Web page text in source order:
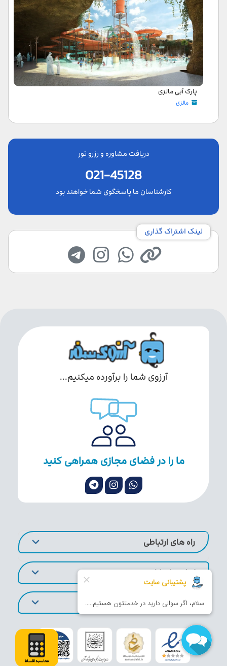
پارک آبی مالزی
مالزی
دریافت مشاوره و رزرو تور
021-45128
کارشناسان ما پاسخگوی شما خواهند بود
لینک اشتراک گذاری
آرزوی شما را برآورده میکنیم...
ما را در فضای مجازی همراهی کنید
راه های ارتباطی
لینک های کاربردی
تورهای پر طرفدار